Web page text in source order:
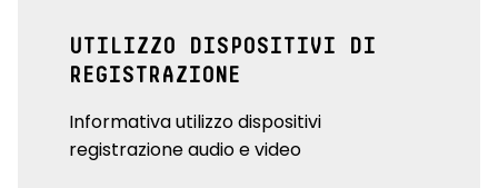
UTILIZZO DISPOSITIVI DI
REGISTRAZIONE
Informativa utilizzo dispositivi
registrazione audio e video